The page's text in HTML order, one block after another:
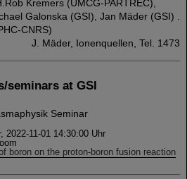
Kremers (UMCG-PARTREC),
Galonska (GSI), Jan Mäder (GSI) .
CNRS)
J. Mäder, Ionenquellen, Tel. 1473
seminars at GSI
Seminar
2022-11-01 14:30:00 Uhr
boron on the proton-boron fusion reaction